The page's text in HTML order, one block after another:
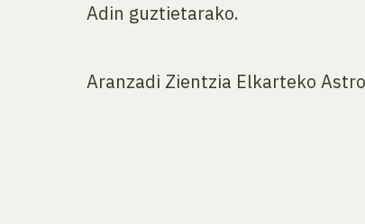
Adin guztietarako.
Aranzadi Zientzia Elkarteko